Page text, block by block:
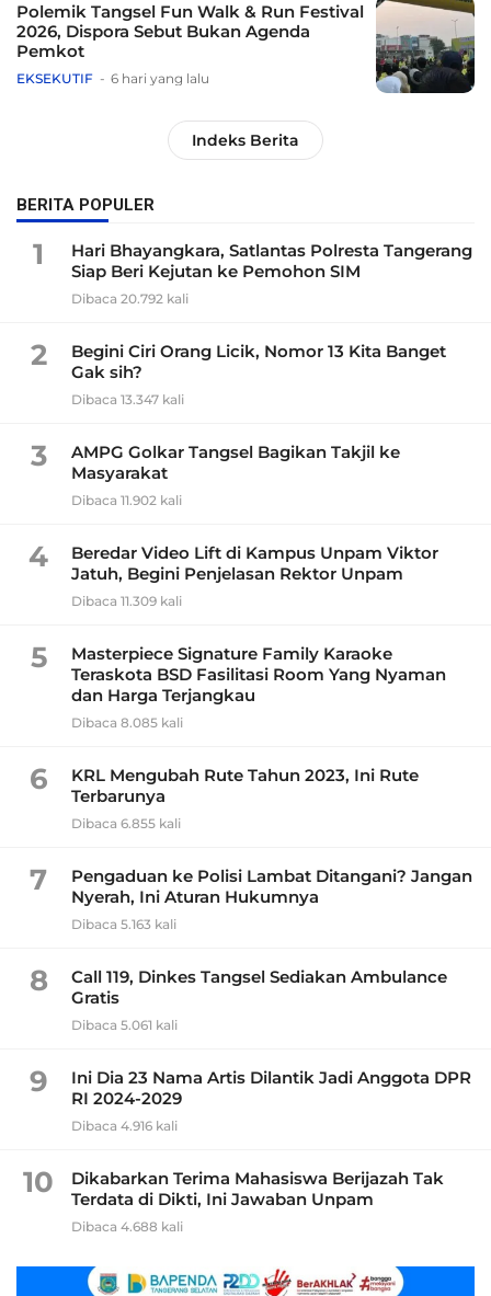
Polemik Tangsel Fun Walk & Run Festival
2026, Dispora Sebut Bukan Agenda
Pemkot
EKSEKUTIF 6 hari yang lalu
Indeks Berita
BERITA POPULER
1
Hari Bhayangkara, Satlantas Polresta Tangerang
Siap Beri Kejutan ke Pemohon SIM
Dibaca 20.792 kali
2
Begini Ciri Orang Licik, Nomor 13 Kita Banget
Gak sih?
Dibaca 13.347 kali
3
AMPG Golkar Tangsel Bagikan Takjil ke
Masyarakat
Dibaca 11.902 kali
4
Beredar Video Lift di Kampus Unpam Viktor
Jatuh, Begini Penjelasan Rektor Unpam
Dibaca 11.309 kali
5
Masterpiece Signature Family Karaoke
Teraskota BSD Fasilitasi Room Yang Nyaman
dan Harga Terjangkau
Dibaca 8.085 kali
6
KRL Mengubah Rute Tahun 2023, Ini Rute
Terbarunya
Dibaca 6.855 kali
7
Pengaduan ke Polisi Lambat Ditangani? Jangan
Nyerah, Ini Aturan Hukumnya
Dibaca 5.163 kali
8
Call 119, Dinkes Tangsel Sediakan Ambulance
Gratis
Dibaca 5.061 kali
9
Ini Dia 23 Nama Artis Dilantik Jadi Anggota DPR
RI 2024-2029
Dibaca 4.916 kali
10
Dikabarkan Terima Mahasiswa Berijazah Tak
Terdata di Dikti, Ini Jawaban Unpam
Dibaca 4.688 kali